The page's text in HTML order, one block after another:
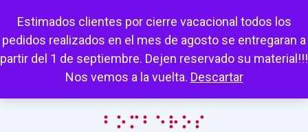
Estimados clientes por cierre vacacional todos los
pedidos realizados en el mes de agosto se entregaran a
partir del 1 de septiembre. Dejen reservado su material!!!
Nos vemos a la vuelta. Descartar
Mi cuenta Carrito Favoritos Escuchar
bomberos